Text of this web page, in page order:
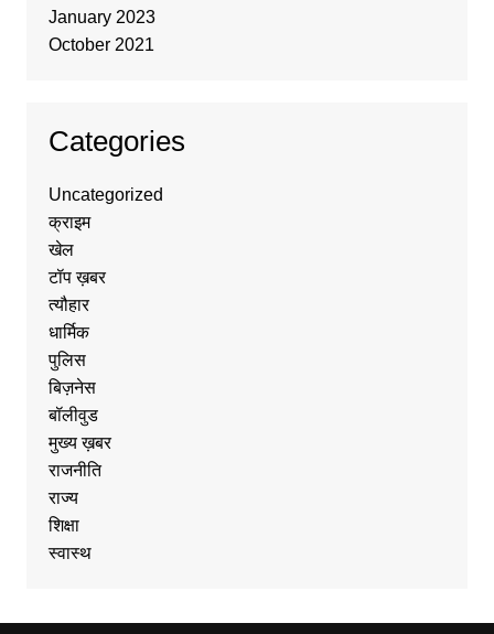
January 2023
October 2021
Categories
Uncategorized
क्राइम
खेल
टॉप ख़बर
त्यौहार
धार्मिक
पुलिस
बिज़नेस
बॉलीवुड
मुख्य ख़बर
राजनीति
राज्य
शिक्षा
स्वास्थ